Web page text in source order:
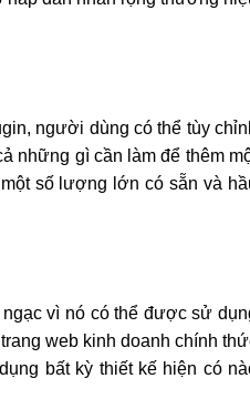
người dùng có thể tùy
những gì cần làm để thêm
số lượng lớn có sẵn và
vì nó có thể được sử
web kinh doanh chính
bất kỳ thiết kế hiện có